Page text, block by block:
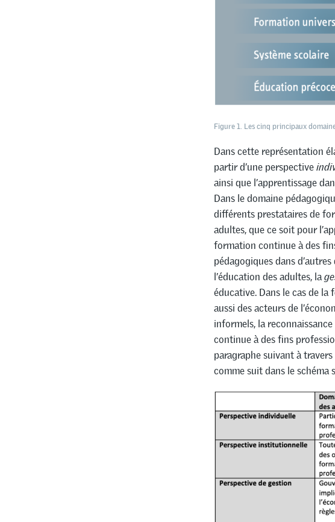
Figure 1. Les cinq principaux
Dans cette représentation
partir d’une perspective
ainsi que l’apprentissage
Dans le domaine
différents prestataires de
adultes, que ce soit pour
formation continue à des
pédagogiques dans
l’éducation des adultes, la
éducative. Dans le cas de
aussi des acteurs de
informels, la
continue à des fins
paragraphe suivant à
comme suit dans le schéma